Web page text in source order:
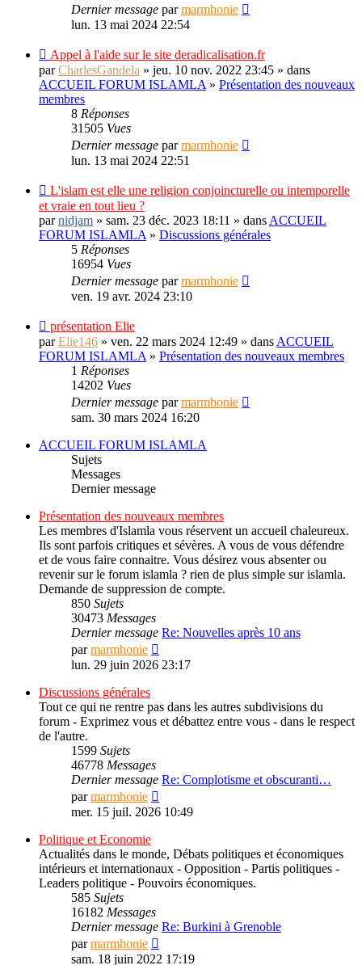
Dernier message parmarmhonie
lun. 13 mai 2024 22:54
Appel à l'aide sur le site deradicalisation.fr
parCharlesGandela » jeu. 10 nov. 2022 23:45 » dans
ACCUEIL FORUM ISLAMLA » Présentation des nouveaux
membres
8 Réponses
31505 Vues
Dernier message parmarmhonie
lun. 13 mai 2024 22:51
L'islam est elle une religion conjoincturelle ou intemporelle
et vraie en tout lieu ?
parnidjam » sam. 23 déc. 2023 18:11 » dans ACCUEIL
FORUM ISLAMLA » Discussions générales
5 Réponses
16954 Vues
Dernier message parmarmhonie
ven. 19 avr. 2024 23:10
présentation Elie
parElie146 » ven. 22 mars 2024 12:49 » dans ACCUEIL
FORUM ISLAMLA » Présentation des nouveaux membres
1 Réponses
14202 Vues
Dernier message parmarmhonie
sam. 30 mars 2024 16:20
ACCUEIL FORUM ISLAMLA
Sujets
Messages
Dernier message
Présentation des nouveaux membres
Les membres d'Islamla vous réservent un accueil chaleureux.
Ils sont parfois critiques et sévères. A vous de vous défendre
et de vous faire connaitre. Vous désirez vous absenter ou
revenir sur le forum islamla ? rien de plus simple sur islamla.
Demande de suppression de compte.
850 Sujets
30473 Messages
Dernier message Re: Nouvelles après 10 ans
parmarmhonie
le
lun. 29 juin 2026 23:17
Discussions générales
Tout ce qui ne rentre pas dans les autres subdivisions du
forum - Exprimez vous et débattez entre vous - dans le respect
de l'autre.
1599 Sujets
46778 Messages
Dernier message Re: Complotisme et obscuranti…
parmarmhonie
le
mer. 15 juil. 2026 10:49
Politique et Economie
Actualités dans le monde, Débats politiques et économiques
intérieurs et internationaux - Opposition - Partis politiques -
Leaders politique - Pouvoirs économiques.
585 Sujets
16182 Messages
Dernier message Re: Burkini à Grenoble
parmarmhonie
le
sam. 18 juin 2022 17:19